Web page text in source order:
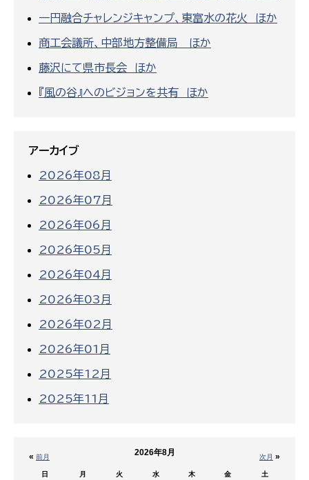
一円融合チャレンジキャンプ、東富水の花火 ほか
商工会議所、中部地方整備局 ほか
藤沢にて県市長会 ほか
『風の谷』へのビジョンを共有 ほか
アーカイブ
2026年08月
2026年07月
2026年06月
2026年05月
2026年04月
2026年03月
2026年02月
2026年01月
2025年12月
2025年11月
« 前月 次月 »
2026年8月
日 月 火 水 木 金
土